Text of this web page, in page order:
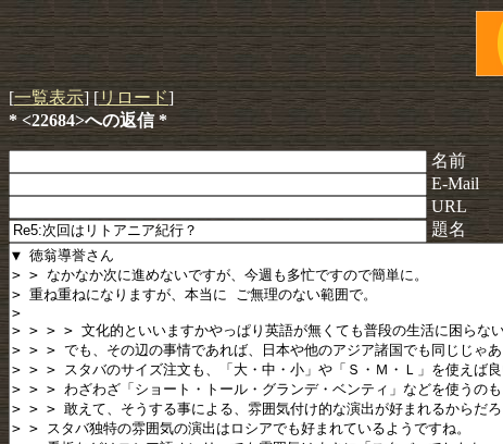
[一覧表示] [リロード]
* <22684>への返信 *
名前
E-Mail
URL
題名